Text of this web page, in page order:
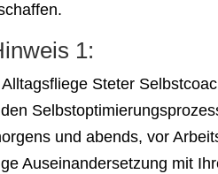
1:
Steter
und abends, vor
Auseinandersetzung mit